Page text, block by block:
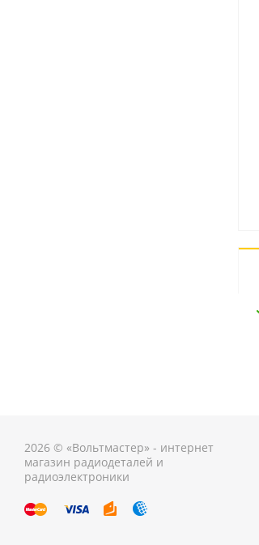
2026 © «Вольтмастер» - интернет
магазин радиодеталей и
радиоэлектроники